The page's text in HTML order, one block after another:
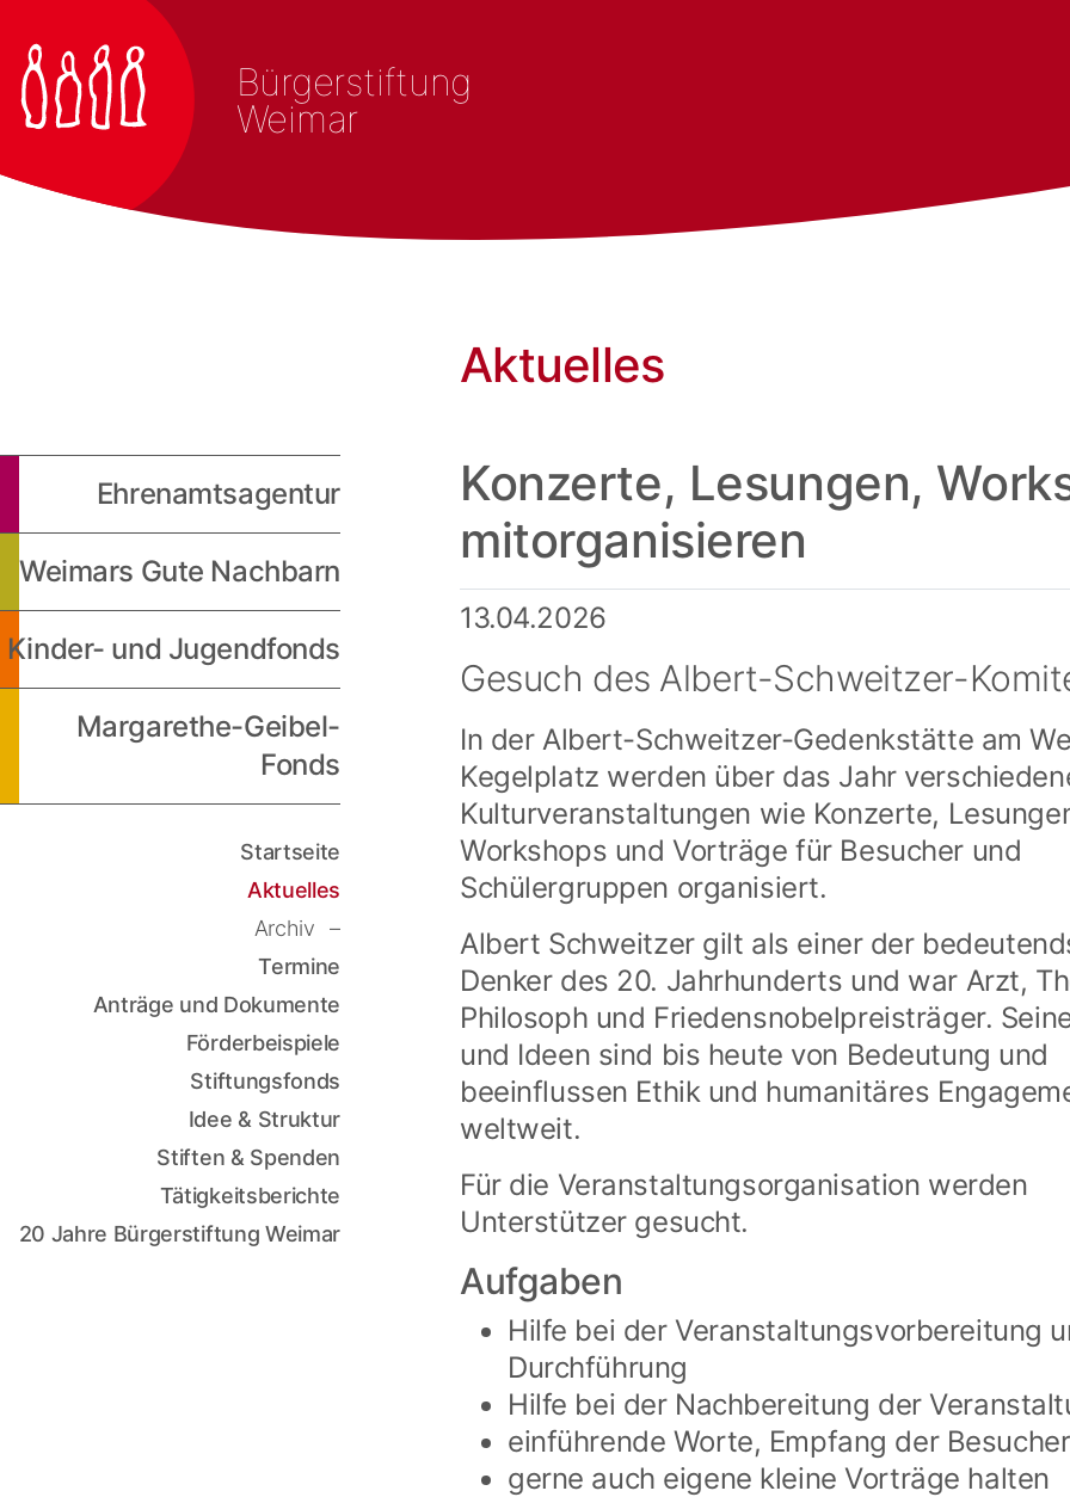
Bürgerstiftung
Weimar
Aktuelles
Ehrenamtsagentur
Weimars Gute Nachbarn
Kinder- und Jugendfonds
Margarethe-Geibel-
Fonds
Startseite
Aktuelles
Archiv
Termine
Anträge und Dokumente
Förderbeispiele
Stiftungsfonds
Idee & Struktur
Stiften & Spenden
Tätigkeitsberichte
20 Jahre Bürgerstiftung Weimar
Konzerte, Lesungen,
mitorganisieren
13.04.2026
Gesuch des Albert-Schweitzer-
In der Albert-Schweitzer-Gedenkstätte am
Kegelplatz werden über das Jahr
Kulturveranstaltungen wie Konzerte,
Workshops und Vorträge für Besucher und
Schülergruppen organisiert.
Albert Schweitzer gilt als einer der
Denker des 20. Jahrhunderts und war Arzt,
Philosoph und Friedensnobelpreisträger.
und Ideen sind bis heute von Bedeutung und
beeinflussen Ethik und humanitäres
weltweit.
Für die Veranstaltungsorganisation werden
Unterstützer gesucht.
Aufgaben
Hilfe bei der Veranstaltungsvorbereitung
Durchführung
Hilfe bei der Nachbereitung der
einführende Worte, Empfang der Besucher
gerne auch eigene kleine Vorträge halten